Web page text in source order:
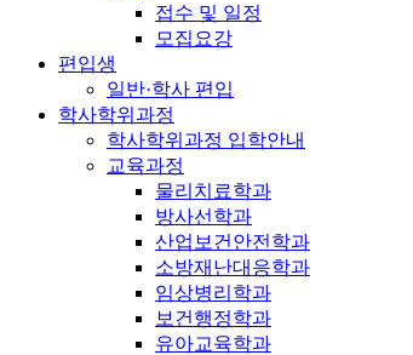
접수 및 일정
모집요강
편입생
일반·학사 편입
학사학위과정
학사학위과정 입학안내
교육과정
물리치료학과
방사선학과
산업보건안전학과
소방재난대응학과
임상병리학과
보건행정학과
유아교육학과